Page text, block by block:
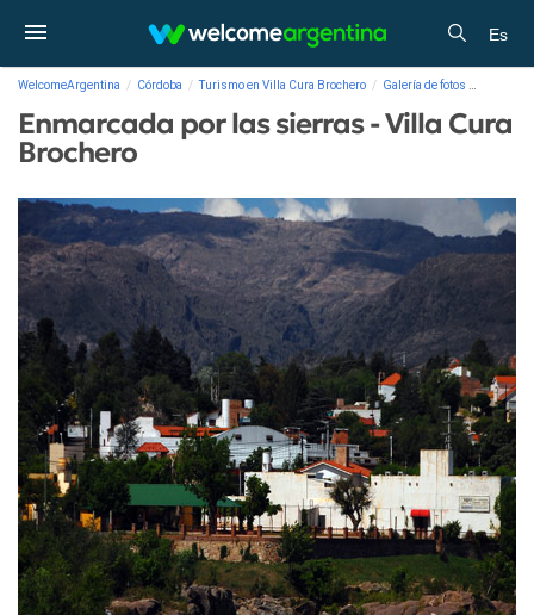
Es
WelcomeArgentina Córdoba Turismo en Villa Cura Brochero Galería de fotos
Enmarcada por las sierras - Villa Cura
Brochero